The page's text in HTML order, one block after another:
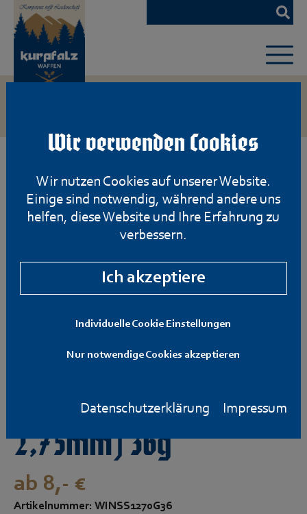
Wir verwenden Cookies
Wir nutzen Cookies auf unserer Website.
Einige sind notwendig, während andere uns
helfen, diese Website und Ihre Erfahrung zu
verbessern.
Ich akzeptiere
Individuelle Cookie Einstellungen
Nur notwendige Cookies akzeptieren
Datenschutzerklärung Impressum
Zum
Hauptinhalt
springen
Winchester Super
Speed, Kal. 12/70 (
2,75mm) 36g
ab 8,- €
Artikelnummer: WINSS1270G36